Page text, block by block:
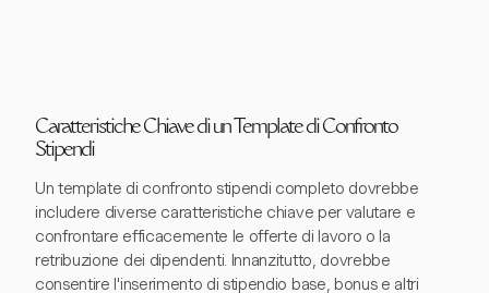
Caratteristiche Chiave di un Template di Confronto
Stipendi
Un template di confronto stipendi completo dovrebbe
includere diverse caratteristiche chiave per valutare e
confrontare efficacemente le offerte di lavoro o la
retribuzione dei dipendenti. Innanzitutto, dovrebbe
consentire l'inserimento di stipendio base, bonus e altri